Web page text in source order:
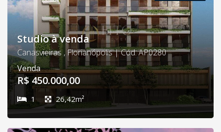
Studio à venda
Canasvieiras , Florianópolis | Cód. AP0280
Venda
R$ 450.000,00
1 26,42m²